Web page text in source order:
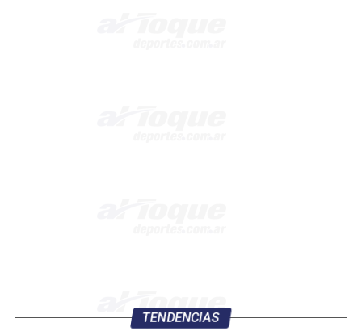
TENDENCIAS